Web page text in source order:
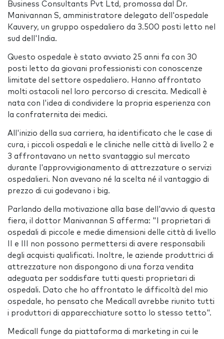
Business Consultants Pvt Ltd, promossa dal Dr.
Manivannan S, amministratore delegato dell'ospedale
Kauvery, un gruppo ospedaliero da 3.500 posti letto nel
sud dell'India.
Questo ospedale è stato avviato 25 anni fa con 30
posti letto da giovani professionisti con conoscenze
limitate del settore ospedaliero. Hanno affrontato
molti ostacoli nel loro percorso di crescita. Medicall è
nata con l'idea di condividere la propria esperienza con
la confraternita dei medici.
All'inizio della sua carriera, ha identificato che le case di
cura, i piccoli ospedali e le cliniche nelle città di livello 2 e
3 affrontavano un netto svantaggio sul mercato
durante l'approvvigionamento di attrezzature o servizi
ospedalieri. Non avevano né la scelta né il vantaggio di
prezzo di cui godevano i big.
Parlando della motivazione alla base dell'avvio di questa
fiera, il dottor Manivannan S afferma: "I proprietari di
ospedali di piccole e medie dimensioni delle città di livello
II e III non possono permettersi di avere responsabili
degli acquisti qualificati. Inoltre, le aziende produttrici di
attrezzature non dispongono di una forza vendita
adeguata per soddisfare tutti questi proprietari di
ospedali. Dato che ho affrontato le difficoltà del mio
ospedale, ho pensato che Medicall avrebbe riunito tutti
i produttori di apparecchiature sotto lo stesso tetto".
Medicall funge da piattaforma di marketing in cui le